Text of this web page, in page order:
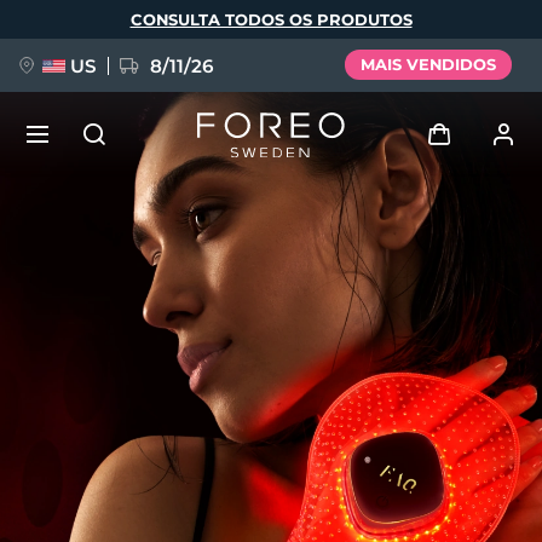
principal
CONSULTA TODOS OS PRODUTOS
US 8/11/26 MAIS VENDIDOS
Entrar
Perfil de usuário
Meus aparelhos
Meus pedidos
Meus endereços
As minhas subscrições
NOVIDADE
FAQ™ Pure Beauty-Tech Elixir
BREAKING NEWS
issa™ Teeth Whitening Set
Deutsch
Español
Italiano
Português
Svenska
Русский
Türkçe
简体中文 繁體中文